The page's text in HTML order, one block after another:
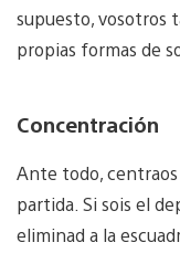
supuesto, vosotros
propias formas de
Concentración
Ante todo,
partida. Si sois el
eliminad a la